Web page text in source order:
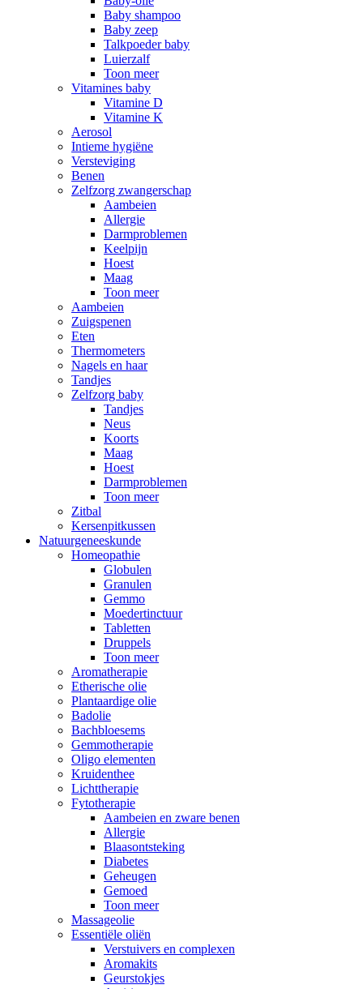
Baby shampoo
Baby zeep
Talkpoeder baby
Luierzalf
Toon meer
Vitamines baby
Vitamine D
Vitamine K
Aerosol
Intieme hygiëne
Versteviging
Benen
Zelfzorg zwangerschap
Aambeien
Allergie
Darmproblemen
Keelpijn
Hoest
Maag
Toon meer
Aambeien
Zuigspenen
Eten
Thermometers
Nagels en haar
Tandjes
Zelfzorg baby
Tandjes
Neus
Koorts
Maag
Hoest
Darmproblemen
Toon meer
Zitbal
Kersenpitkussen
Natuurgeneeskunde
Homeopathie
Globulen
Granulen
Gemmo
Moedertinctuur
Tabletten
Druppels
Toon meer
Aromatherapie
Etherische olie
Plantaardige olie
Badolie
Bachbloesems
Gemmotherapie
Oligo elementen
Kruidenthee
Lichttherapie
Fytotherapie
Aambeien en zware benen
Allergie
Blaasontsteking
Diabetes
Geheugen
Gemoed
Toon meer
Massageolie
Essentiële oliën
Verstuivers en complexen
Aromakits
Geurstokjes